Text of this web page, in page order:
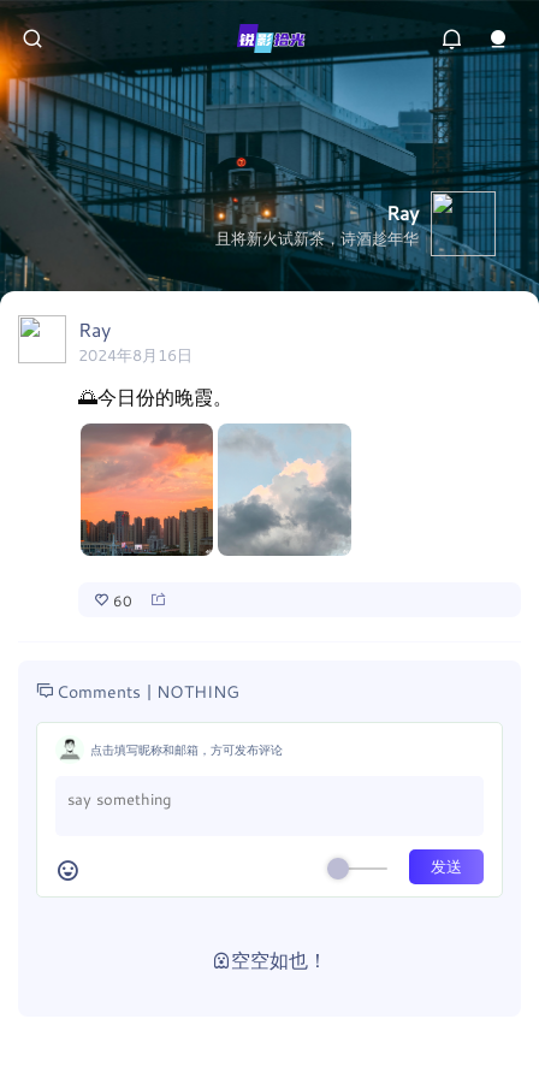
Ray
且将新火试新茶，诗酒趁年华
Ray
2024年8月16日
🌅今日份的晚霞。
60
Comments | NOTHING
点击填写昵称和邮箱，方可发布评论
空空如也！